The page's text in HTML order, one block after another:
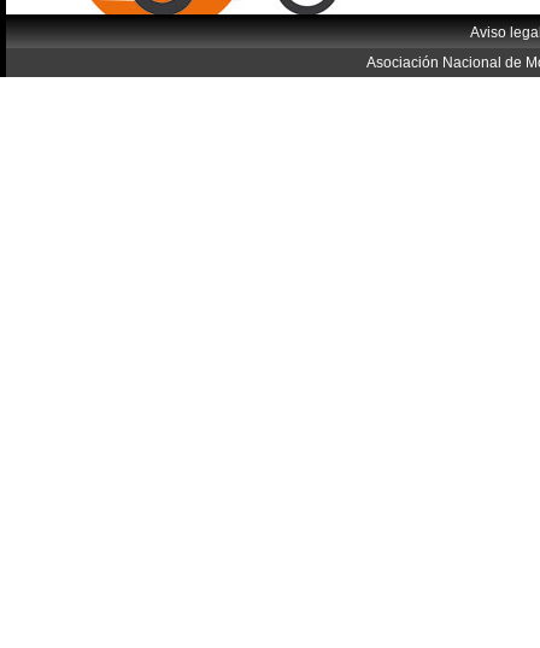
Aviso
Asociación Nacional de